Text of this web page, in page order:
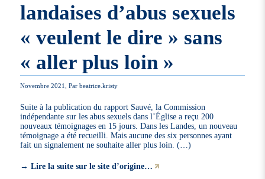
landaises d’abus sexuels
« veulent le dire » sans
« aller plus loin »
Novembre 2021, Par beatrice.kristy
Suite à la publication du rapport Sauvé, la Commission
indépendante sur les abus sexuels dans l’Église a reçu 200
nouveaux témoignages en 15 jours. Dans les Landes, un nouveau
témoignage a été recueilli. Mais aucune des six personnes ayant
fait un signalement ne souhaite aller plus loin. (…)
→Lire la suite sur le site d’origine…